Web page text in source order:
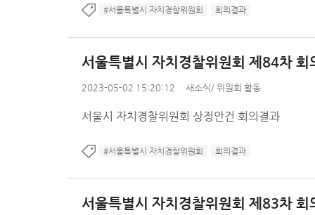
#서울특별시 자치경찰위원회 회의결과
서울특별시 자치경찰위원회 제84차 회
2023-05-02 15:20:12 새소식/ 위원회 활동
서울시 자치경찰위원회 상정안건 회의결과
#서울특별시 자치경찰위원회 회의결과
서울특별시 자치경찰위원회 제83차 회